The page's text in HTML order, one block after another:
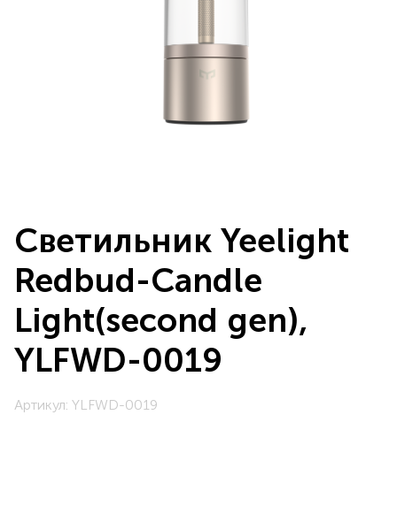
Артикул: YLFWD-0019
Светильник Yeelight
Redbud-Candle
Light(second gen),
YLFWD-0019